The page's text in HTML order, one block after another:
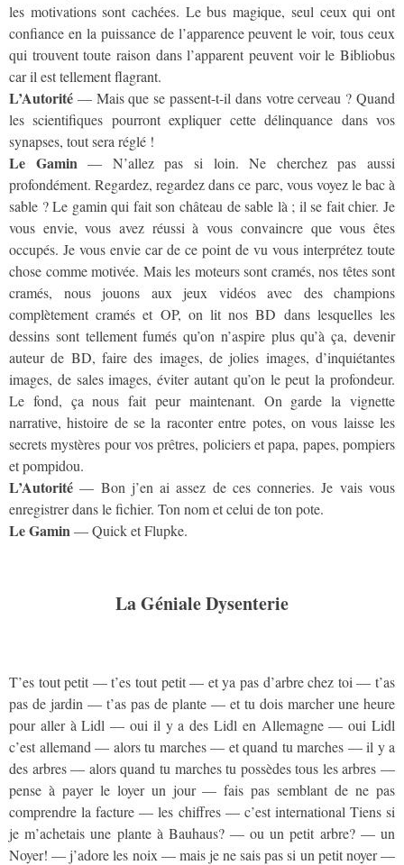
les motivations sont cachées. Le bus magique, seul ceux qui ont
confiance en la puissance de l’apparence peuvent le voir, tous ceux
qui trouvent toute raison dans l’apparent peuvent voir le Bibliobus
car il est tellement flagrant.
L’Autorité — Mais que se passent-t-il dans votre cerveau ? Quand
les scientifiques pourront expliquer cette délinquance dans vos
synapses, tout sera réglé !
Le Gamin— N’allez pas si loin. Ne cherchez pas aussi
profondément. Regardez, regardez dans ce parc, vous voyez le bac à
sable ? Le gamin qui fait son château de sable là ; il se fait chier. Je
vous envie, vous avez réussi à vous convaincre que vous êtes
occupés. Je vous envie car de ce point de vu vous interprétez toute
chose comme motivée. Mais les moteurs sont cramés, nos têtes sont
cramés, nous jouons aux jeux vidéos avec des champions
complètement cramés et OP, on lit nos BD dans lesquelles les
dessins sont tellement fumés qu’on n’aspire plus qu’à ça, devenir
auteur de BD, faire des images, de jolies images, d’inquiétantes
images, de sales images, éviter autant qu’on le peut la profondeur.
Le fond, ça nous fait peur maintenant. On garde la vignette
narrative, histoire de se la raconter entre potes, on vous laisse les
secrets mystères pour vos prêtres, policiers et papa, papes, pompiers
et pompidou.
L’Autorité — Bon j’en ai assez de ces conneries. Je vais vous
enregistrer dans le fichier. Ton nom et celui de ton pote.
Le Gamin— Quick et Flupke.
La Géniale Dysenterie
T’es tout petit — t’es tout petit — et ya pas d’arbre chez toi — t’as
pas de jardin — t’as pas de plante — et tu dois marcher une heure
pour aller à Lidl — oui il y a des Lidl en Allemagne — oui Lidl
c’est allemand — alors tu marches — et quand tu marches — il y a
des arbres — alors quand tu marches tu possèdes tous les arbres —
pense à payer le loyer un jour — fais pas semblant de ne pas
comprendre la facture — les chiffres — c’est international Tiens si
je m’achetais une plante à Bauhaus? — ou un petit arbre? — un
Noyer! — j’adore les noix — mais je ne sais pas si un petit noyer —